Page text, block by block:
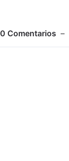
0 Comentarios